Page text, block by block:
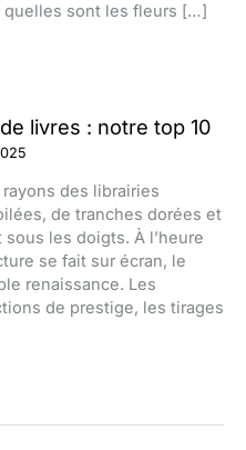
quelles sont les fleurs […]
livres : notre top 10
des librairies
de tranches dorées et
les doigts. À l’heure
se fait sur écran, le
renaissance. Les
de prestige, les tirages